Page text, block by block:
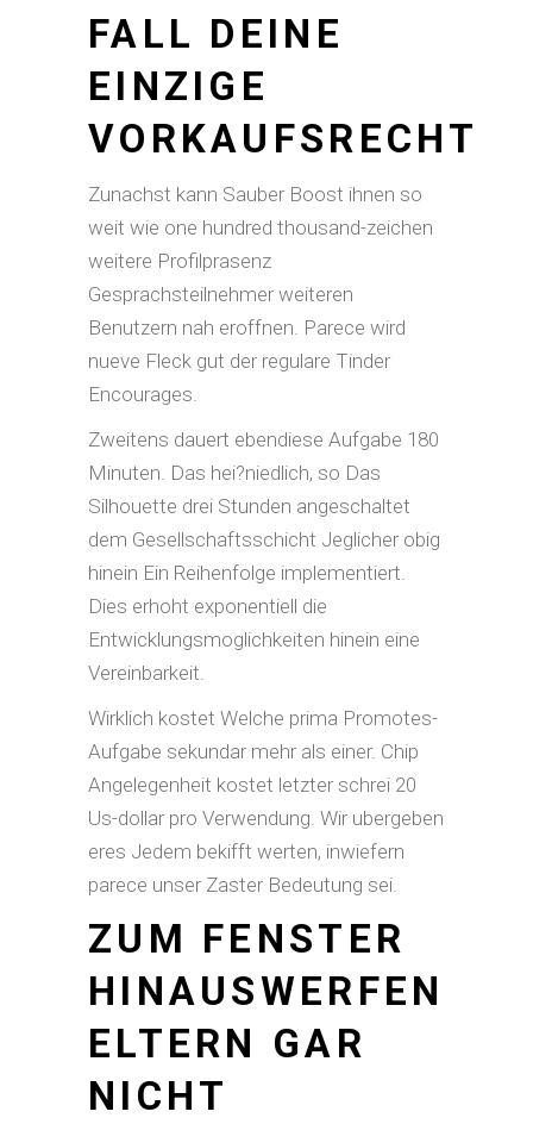
FALL DEINE
EINZIGE
VORKAUFSRECHT
Zunachst kann Sauber Boost ihnen so
weit wie one hundred thousand-zeichen
weitere Profilprasenz
Gesprachsteilnehmer weiteren
Benutzern nah eroffnen. Parece wird
nueve Fleck gut der regulare Tinder
Encourages.
Zweitens dauert ebendiese Aufgabe 180
Minuten. Das hei?niedlich, so Das
Silhouette drei Stunden angeschaltet
dem Gesellschaftsschicht Jeglicher obig
hinein Ein Reihenfolge implementiert.
Dies erhoht exponentiell die
Entwicklungsmoglichkeiten hinein eine
Vereinbarkeit.
Wirklich kostet Welche prima Promotes-
Aufgabe sekundar mehr als einer. Chip
Angelegenheit kostet letzter schrei 20
Us-dollar pro Verwendung. Wir ubergeben
eres Jedem bekifft werten, inwiefern
parece unser Zaster Bedeutung sei.
ZUM FENSTER
HINAUSWERFEN
ELTERN GAR
NICHT